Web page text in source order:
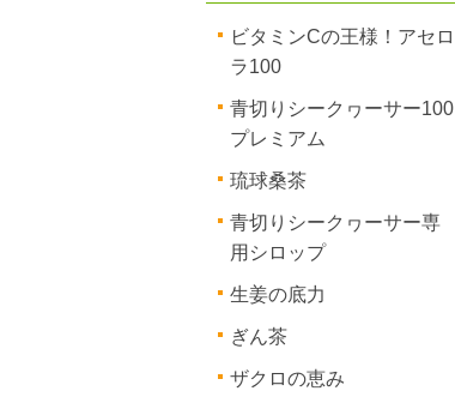
ビタミンCの王様！アセロ
ラ100
青切りシークヮーサー100
プレミアム
琉球桑茶
青切りシークヮーサー専
用シロップ
生姜の底力
ぎん茶
ザクロの恵み